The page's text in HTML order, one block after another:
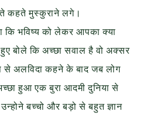
कहते मुस्कुराने लगे।
कि भविष्य को लेकर आपका क्या
बोले कि अच्छा सवाल है वो अक्सर
से अलविदा कहने के बाद जब लोग
हुआ एक बुरा आदमी दुनिया से
बच्चो और बड़ो से बहुत ज्ञान